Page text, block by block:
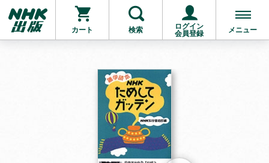
カート 検索
ログイン
会員登録
メニュー
お支払いに進む
他にも商品を買う